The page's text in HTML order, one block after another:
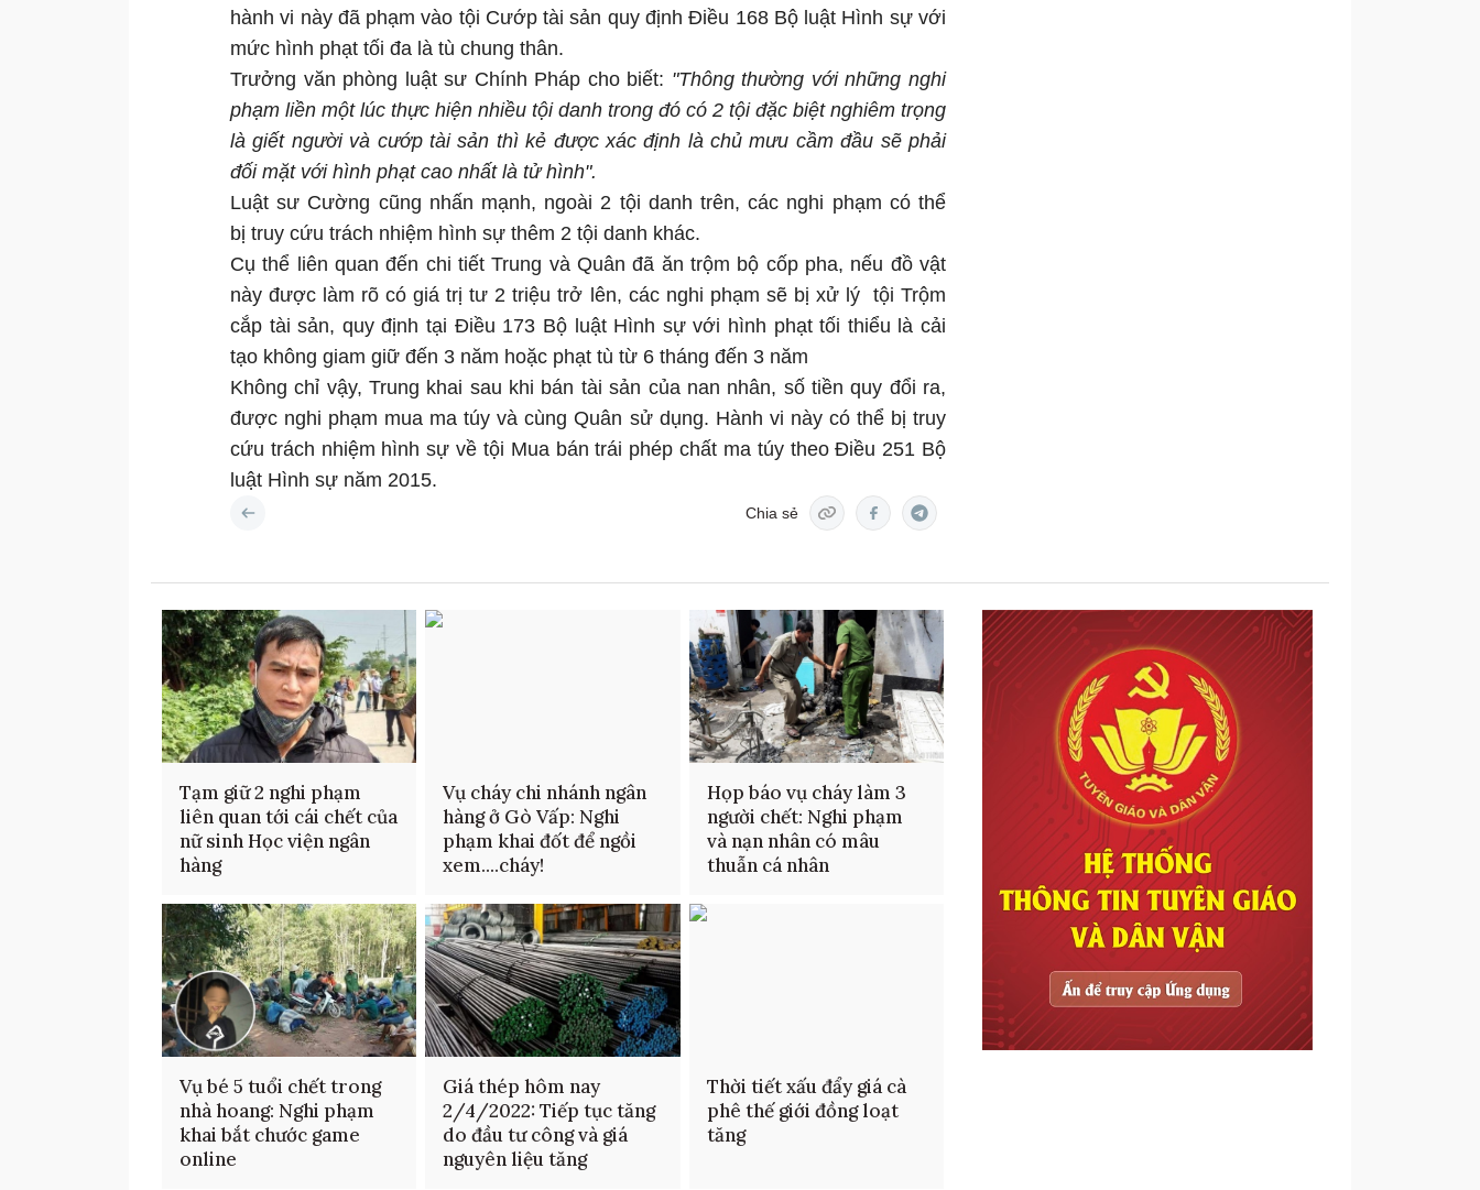
hành vi này đã phạm vào tội Cướp tài sản quy định Điều 168 Bộ luật Hình sự với
mức hình phạt tối đa là tù chung thân.
Trưởng văn phòng luật sư Chính Pháp cho biết: "Thông thường với những nghi
phạm liền một lúc thực hiện nhiều tội danh trong đó có 2 tội đặc biệt nghiêm trọng
là giết người và cướp tài sản thì kẻ được xác định là chủ mưu cầm đầu sẽ phải
đối mặt với hình phạt cao nhất là tử hình".
Luật sư Cường cũng nhấn mạnh, ngoài 2 tội danh trên, các nghi phạm có thể
bị truy cứu trách nhiệm hình sự thêm 2 tội danh khác.
Cụ thể liên quan đến chi tiết Trung và Quân đã ăn trộm bộ cốp pha, nếu đồ vật
này được làm rõ có giá trị tư 2 triệu trở lên, các nghi phạm sẽ bị xử lý tội Trộm
cắp tài sản, quy định tại Điều 173 Bộ luật Hình sự với hình phạt tối thiểu là cải
tạo không giam giữ đến 3 năm hoặc phạt tù từ 6 tháng đến 3 năm
Không chỉ vậy, Trung khai sau khi bán tài sản của nan nhân, số tiền quy đổi ra,
được nghi phạm mua ma túy và cùng Quân sử dụng. Hành vi này có thể bị truy
cứu trách nhiệm hình sự về tội Mua bán trái phép chất ma túy theo Điều 251 Bộ
luật Hình sự năm 2015.
Chia sẻ
Tạm giữ 2 nghi phạm
liên quan tới cái chết của
nữ sinh Học viện ngân
hàng
Vụ cháy chi nhánh ngân
hàng ở Gò Vấp: Nghi
phạm khai đốt để ngồi
xem....cháy!
Họp báo vụ cháy làm 3
người chết: Nghi phạm
và nạn nhân có mâu
thuẫn cá nhân
Vụ bé 5 tuổi chết trong
nhà hoang: Nghi phạm
khai bắt chước game
online
Giá thép hôm nay
2/4/2022: Tiếp tục tăng
do đầu tư công và giá
nguyên liệu tăng
Thời tiết xấu đẩy giá cà
phê thế giới đồng loạt
tăng